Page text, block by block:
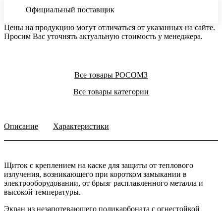
Официальный поставщик
Цены на продукцию могут отличаться от указанных на сайте.
Просим Вас уточнять актуальную стоимость у менеджера.
Все товары РОСОМЗ
Все товары категории
Описание Характеристики
Щиток с креплением на каске для защиты от теплового
излучения, возникающего при коротком замыкании в
электрооборудовании, от брызг расплавленного металла и
высокой температуры.
Экран из незапотевающего поликарбоната с огнестойкой